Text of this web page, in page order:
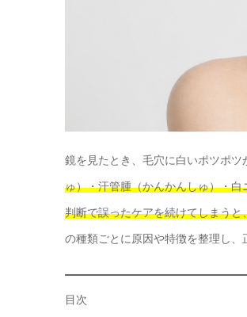
鏡を見たとき、毛穴に白いポツポツ
ゅ）・汗管腫（かんかんしゅ）・白
判断で誤ったケアを続けてしまう
の種類ごとに原因や特徴を整理し、
目次